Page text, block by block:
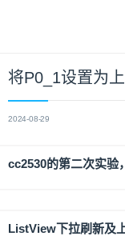
将P0_1设置为
2024-08-29
cc2530的第二次实验
ListView下拉刷新及